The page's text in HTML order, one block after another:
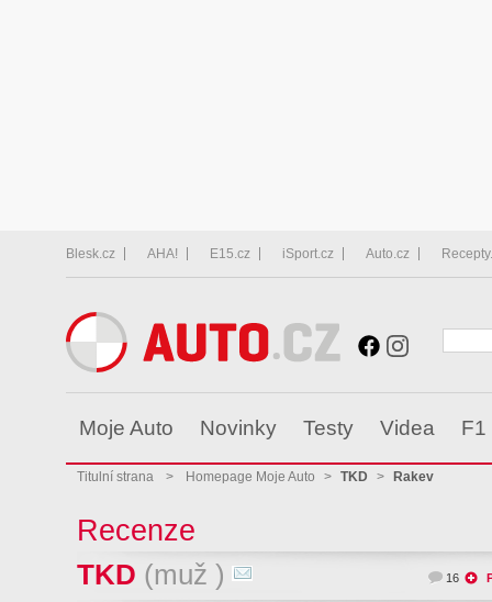
Blesk.cz AHA! E15.cz iSport.cz Auto.cz
Moje Auto Novinky Testy Videa F1
Titulní strana > Homepage Moje Auto > TKD > Rakev
Recenze
TKD (muž ) 16